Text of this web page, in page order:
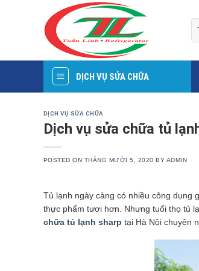
DỊCH VỤ SỬA CHỮA
DỊCH VỤ SỬA CHỮA
Dịch vụ sửa chữa tủ
POSTED ON THÁNG MƯỜI 5, 2020 BY ADMIN
Tủ lạnh ngày càng có nhiều công dụng
thực phẩm tươi hơn. Nhưng tuổi thọ tủ
chữa tủ lạnh sharp tại Hà Nội chuyên